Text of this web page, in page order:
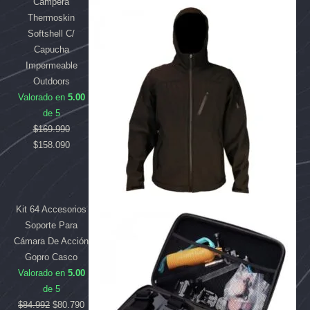
Thermoskin
Softshell C/
Capucha
Impermeable
Outdoors
Valorado en 5.00
de 5
$169.990
$169.990.
$158.090
$158.090.
Kit 64 Accesorios
Soporte Para
Cámara De Acción
Gopro Casco
Valorado en 5.00
de 5
$84.992
$84.992.
$80.790